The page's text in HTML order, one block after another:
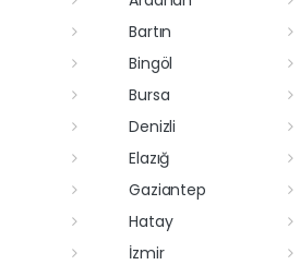
Bartın
Bingöl
Bursa
Denizli
Elazığ
Gaziantep
Hatay
İzmir